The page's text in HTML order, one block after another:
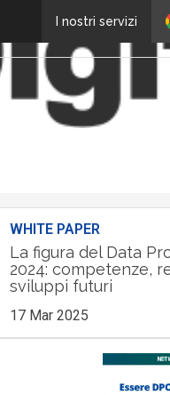
I nostri servizi
WHITE PAPER
La figura del Data
2024: competenze,
sviluppi futuri
17 Mar 2025